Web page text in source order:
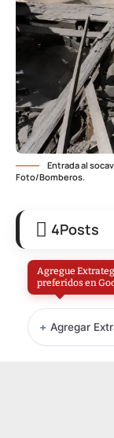
Entrada al
Foto/Bomberos.
4Posts
Agregue
preferidos en
+ Agregar